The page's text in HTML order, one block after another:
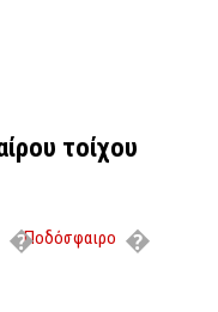
τοίχου
Ποδόσφαιρο
[60Χ90]